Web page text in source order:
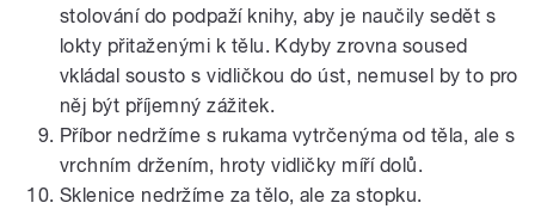
stolování do podpaží knihy, aby je naučily sedět s
lokty přitaženými k tělu. Kdyby zrovna soused
vkládal sousto s vidličkou do úst, nemusel by to pro
něj být příjemný zážitek.
Příbor nedržíme s rukama vytrčenýma od těla, ale s
vrchním držením, hroty vidličky míří dolů.
Sklenice nedržíme za tělo, ale za stopku.